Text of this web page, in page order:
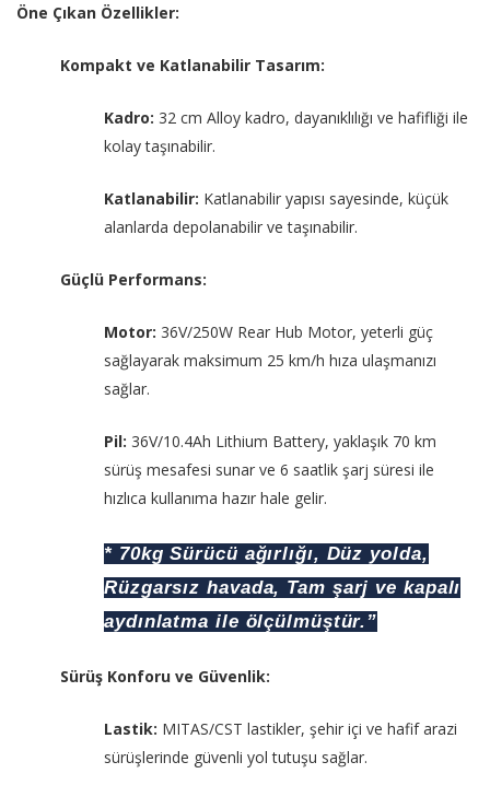
Öne Çıkan Özellikler:
Kompakt ve Katlanabilir Tasarım:
Kadro: 32 cm Alloy kadro, dayanıklılığı ve hafifliği ile
kolay taşınabilir.
Katlanabilir: Katlanabilir yapısı sayesinde, küçük
alanlarda depolanabilir ve taşınabilir.
Güçlü Performans:
Motor: 36V/250W Rear Hub Motor, yeterli güç
sağlayarak maksimum 25 km/h hıza ulaşmanızı
sağlar.
Pil: 36V/10.4Ah Lithium Battery, yaklaşık 70 km
sürüş mesafesi sunar ve 6 saatlik şarj süresi ile
hızlıca kullanıma hazır hale gelir.
* 70kg Sürücü ağırlığı, Düz yolda,
Rüzgarsız havada, Tam şarj ve kapalı
aydınlatma ile ölçülmüştür.”
Sürüş Konforu ve Güvenlik:
Lastik: MITAS/CST lastikler, şehir içi ve hafif arazi
sürüşlerinde güvenli yol tutuşu sağlar.